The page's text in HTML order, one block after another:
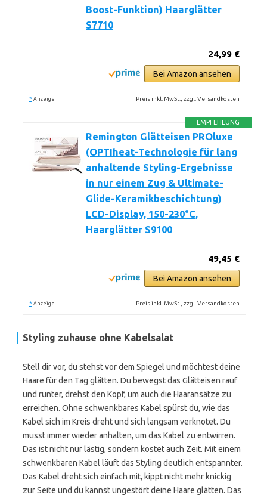
Boost-Funktion) Haarglätter
S7710
24,99 €
Bei Amazon ansehen
* Anzeige Preis inkl. MwSt., zzgl. Versandkosten
EMPFEHLUNG
Remington Glätteisen PROluxe
(OPTIheat-Technologie für lang
anhaltende Styling-Ergebnisse
in nur einem Zug & Ultimate-
Glide-Keramikbeschichtung)
LCD-Display, 150-230°C,
Haarglätter S9100
49,45 €
Bei Amazon ansehen
* Anzeige Preis inkl. MwSt., zzgl. Versandkosten
Styling zuhause ohne Kabelsalat
Stell dir vor, du stehst vor dem Spiegel und möchtest deine
Haare für den Tag glätten. Du bewegst das Glätteisen rauf
und runter, drehst den Kopf, um auch die Haaransätze zu
erreichen. Ohne schwenkbares Kabel spürst du, wie das
Kabel sich im Kreis dreht und sich langsam verknotet. Du
musst immer wieder anhalten, um das Kabel zu entwirren.
Das ist nicht nur lästig, sondern kostet auch Zeit. Mit einem
schwenkbaren Kabel läuft das Styling deutlich entspannter.
Das Kabel dreht sich einfach mit, kippt nicht mehr knickig
zur Seite und du kannst ungestört deine Haare glätten. Das